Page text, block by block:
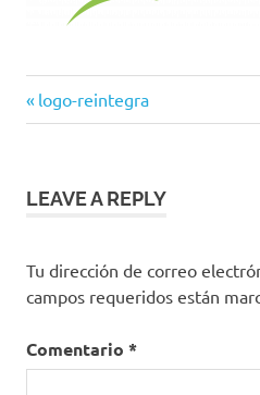
Navegación
entradas
Previous
Post:
logo-reintegra
LEAVE A REPLY
Tu dirección de correo
campos requeridos están
Comentario *